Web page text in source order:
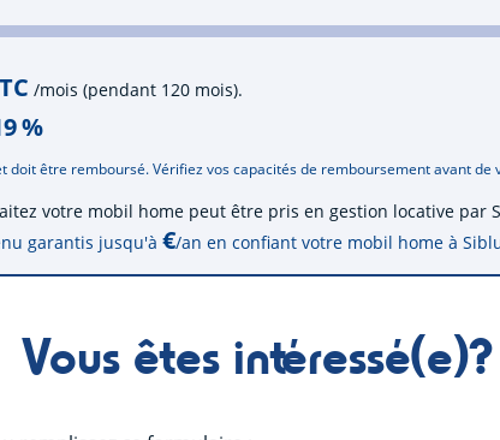
/mois (pendant 120 mois).
%
doit être remboursé. Vérifiez vos capacités de remboursement avant de
votre mobil home peut être pris en gestion locative par
garantis jusqu'à €/an en confiant votre mobil home à
Vous êtes intéressé(e)?